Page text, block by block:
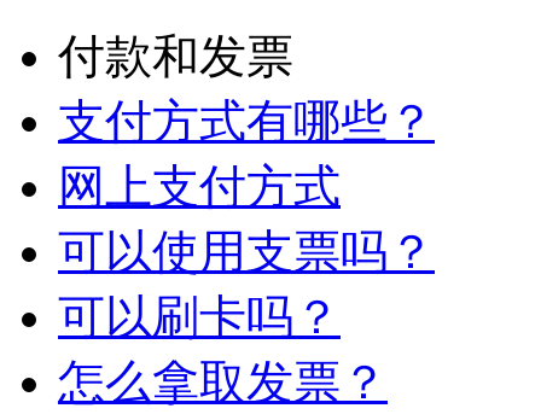
付款和发票
支付方式有哪些？
网上支付方式
可以使用支票吗？
可以刷卡吗？
怎么拿取发票？